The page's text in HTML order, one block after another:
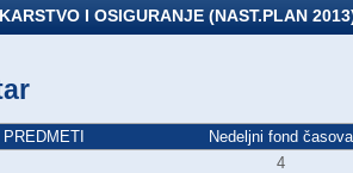
I OSIGURANJE (NAST.PLAN
PREDMETI
Nedeljni fond časova
4